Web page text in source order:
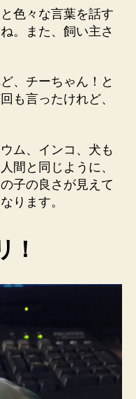
色々な言葉を話す
。また、飼い主さ
、チーちゃん！と
も言ったけれど、
ム、インコ、犬も
間と同じように、
子の良さが見えて
ります。
！